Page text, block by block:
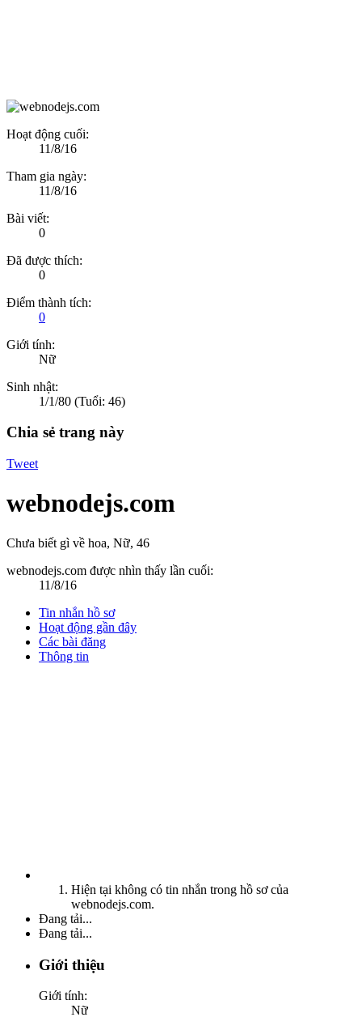
Hoạt động cuối:
11/8/16
Tham gia ngày:
11/8/16
Bài viết:
0
Đã được thích:
0
Điểm thành tích:
0
Giới tính:
Nữ
Sinh nhật:
1/1/80 (Tuổi: 46)
Chia sẻ trang này
Tweet
webnodejs.com
Chưa biết gì về hoa, Nữ, 46
webnodejs.com được nhìn thấy lần cuối:
11/8/16
Tin nhắn hồ sơ
Hoạt động gần đây
Các bài đăng
Thông tin
Hiện tại không có tin nhắn trong hồ sơ của
webnodejs.com.
Đang tải...
Đang tải...
Giới thiệu
Giới tính:
Nữ